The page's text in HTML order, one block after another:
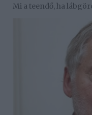
Mi a teendő, ha